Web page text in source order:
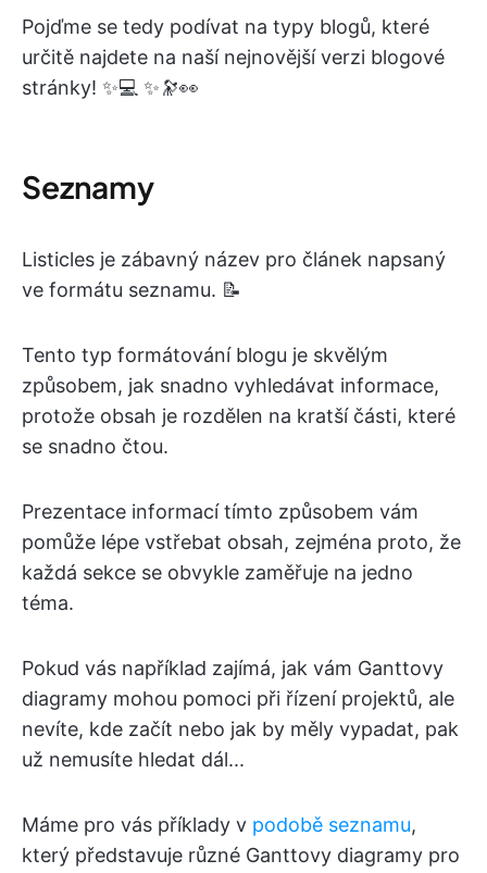
Pojďme se tedy podívat na typy blogů, které
určitě najdete na naší nejnovější verzi blogové
stránky! ✨💻 ✨🔭👀
Seznamy
Listicles je zábavný název pro článek napsaný
ve formátu seznamu. 📝
Tento typ formátování blogu je skvělým
způsobem, jak snadno vyhledávat informace,
protože obsah je rozdělen na kratší části, které
se snadno čtou.
Prezentace informací tímto způsobem vám
pomůže lépe vstřebat obsah, zejména proto, že
každá sekce se obvykle zaměřuje na jedno
téma.
Pokud vás například zajímá, jak vám Ganttovy
diagramy mohou pomoci při řízení projektů, ale
nevíte, kde začít nebo jak by měly vypadat, pak
už nemusíte hledat dál...
Máme pro vás příklady v podobě seznamu,
který představuje různé Ganttovy diagramy pro